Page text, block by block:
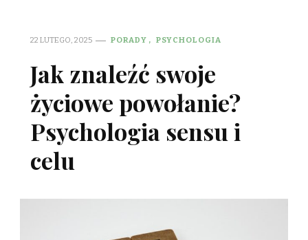
22 LUTEGO, 2025 PORADY PSYCHOLOGIA
Jak znaleźć swoje
życiowe powołanie?
Psychologia sensu i
celu